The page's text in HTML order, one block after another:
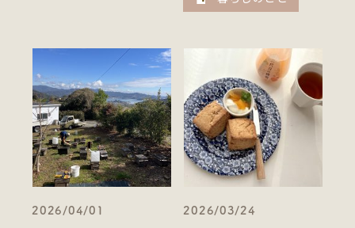
2026/04/01 2026/03/24